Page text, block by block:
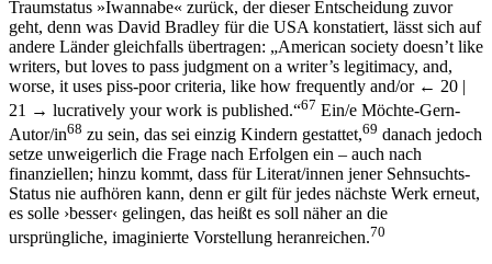
Traumstatus »Iwannabe« zurück, der dieser Entscheidung zuvor
geht, denn was David Bradley für die USA konstatiert, lässt sich auf
andere Länder gleichfalls übertragen: „American society doesn’t like
writers, but loves to pass judgment on a writer’s legitimacy, and,
worse, it uses piss-poor criteria, like how frequently and/or ← 20 |
21 → lucratively your work is published.“67 Ein/e Möchte-Gern-
Autor/in68 zu sein, das sei einzig Kindern gestattet,69 danach jedoch
setze unweigerlich die Frage nach Erfolgen ein – auch nach
finanziellen; hinzu kommt, dass für Literat/innen jener Sehnsuchts-
Status nie aufhören kann, denn er gilt für jedes nächste Werk erneut,
es solle ›besser‹ gelingen, das heißt es soll näher an die
ursprüngliche, imaginierte Vorstellung heranreichen.70